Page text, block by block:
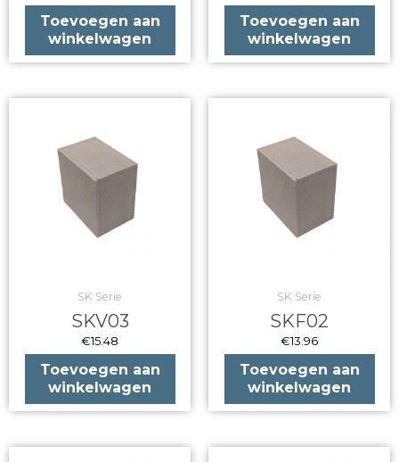
Toevoegen aan
winkelwagen
Toevoegen aan
winkelwagen
SK Serie
SKV03
€15.48
Toevoegen aan
winkelwagen
SK Serie
SKF02
€13.96
Toevoegen aan
winkelwagen